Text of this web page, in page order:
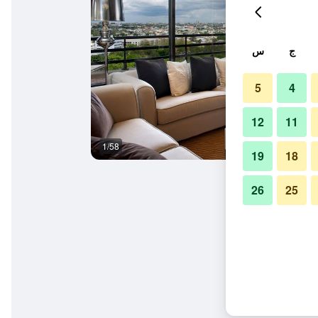
1/58
ج س
4
5
11
12
18
19
25
26